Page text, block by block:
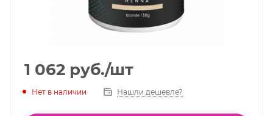
1 062 руб./шт
Нет в наличии Нашли дешевле?